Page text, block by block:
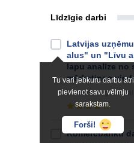
Līdzīgie darbi
Tu vari jebkuru darbu ātri
pievienot savu vēlmju
sarakstam.
Forši!
Latvijas
alus" un "Līvu
lapu analīze no
mārketinga
Referātsaugstskolai
Komercbanku